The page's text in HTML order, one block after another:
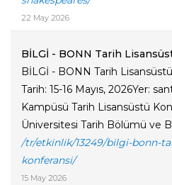
22 May 2026
BİLGİ - BONN Tarih
BİLGİ - BONN Tarih
Tarih: 15-16 Mayıs, 2026Yer:
Kampüsü Tarih Lisansüstü
Üniversitesi Tarih Bölümü ve
/tr/etkinlik/13249/bilgi-bonn-
konferansi/
15 May 2026